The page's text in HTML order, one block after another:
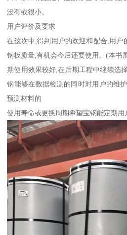
没有或很小。
用户评价及要求
在这次中,得到用户的欢迎和配合,用户
钢板质量,有机会今后还要使用。(本书
期使用效果较好,在后期工程中继续选
钢能够在数据检测的同时对用户的维
预测材料的
使用寿命或更换周期希望宝钢能定期用